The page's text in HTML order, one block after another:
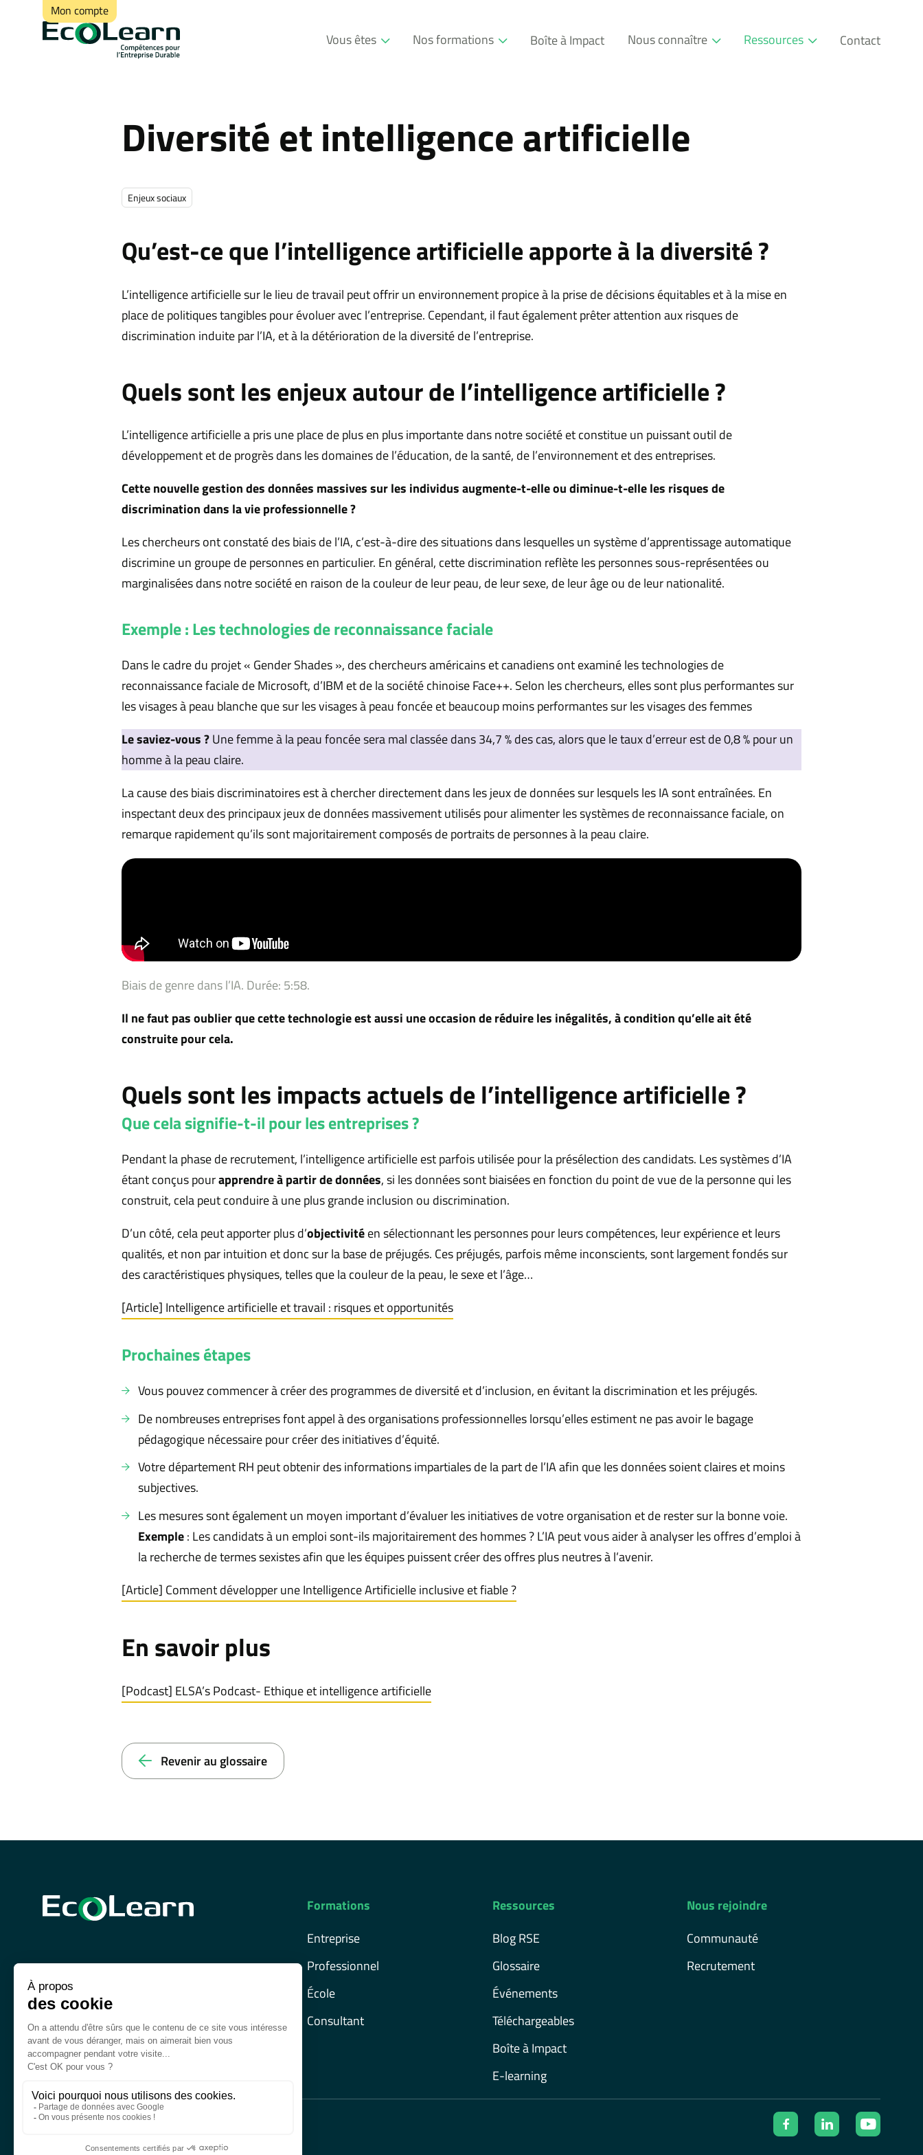
Vous êtes
Consultant
Nos formations Boîte à Impact Nous connaître
L’approche pédagogique
Ressources Contact
Diversité et intelligence artificielle
Enjeux sociaux
Qu’est-ce que l’intelligence artificielle apporte à la diversité ?
L’intelligence artificielle sur le lieu de travail peut offrir un environnement propice à la prise de décisions équitables et à la mise en
place de politiques tangibles pour évoluer avec l’entreprise. Cependant, il faut également prêter attention aux risques de
discrimination induite par l’IA, et à la détérioration de la diversité de l’entreprise.
Quels sont les enjeux autour de l’intelligence artificielle ?
L’intelligence artificielle a pris une place de plus en plus importante dans notre société et constitue un puissant outil de
développement et de progrès dans les domaines de l’éducation, de la santé, de l’environnement et des entreprises.
Cette nouvelle gestion des données massives sur les individus augmente-t-elle ou diminue-t-elle les risques de
discrimination dans la vie professionnelle ?
Les chercheurs ont constaté des biais de l’IA, c’est-à-dire des situations dans lesquelles un système d’apprentissage automatique
discrimine un groupe de personnes en particulier. En général, cette discrimination reflète les personnes sous-représentées ou
marginalisées dans notre société en raison de la couleur de leur peau, de leur sexe, de leur âge ou de leur nationalité.
Exemple : Les technologies de reconnaissance faciale
Dans le cadre du projet « Gender Shades », des chercheurs américains et canadiens ont examiné les technologies de
reconnaissance faciale de Microsoft, d’IBM et de la société chinoise Face++. Selon les chercheurs, elles sont plus performantes sur
les visages à peau blanche que sur les visages à peau foncée et beaucoup moins performantes sur les visages des femmes
Le saviez-vous ?Une femme à la peau foncée sera mal classée dans 34,7 % des cas, alors que le taux d’erreur est de 0,8 % pour un
homme à la peau claire.
La cause des biais discriminatoires est à chercher directement dans les jeux de données sur lesquels les IA sont entraînées. En
inspectant deux des principaux jeux de données massivement utilisés pour alimenter les systèmes de reconnaissance faciale, on
remarque rapidement qu’ils sont majoritairement composés de portraits de personnes à la peau claire.
Biais de genre dans l’IA. Durée: 5:58.
Il ne faut pas oublier que cette technologie est aussi une occasion de réduire les inégalités, à condition qu’elle ait été
construite pour cela.
Quels sont les impacts actuels de l’intelligence artificielle ?
Que cela signifie-t-il pour les entreprises ?
Pendant la phase de recrutement, l’intelligence artificielle est parfois utilisée pour la présélection des candidats. Les systèmes d’IA
étant conçus pourapprendre à partir de données, si les données sont biaisées en fonction du point de vue de la personne qui les
construit, cela peut conduire à une plus grande inclusion ou discrimination.
D’un côté, cela peut apporter plus d’objectivitéen sélectionnant les personnes pour leurs compétences, leur expérience et leurs
qualités, et non par intuition et donc sur la base de préjugés. Ces préjugés, parfois même inconscients, sont largement fondés sur
des caractéristiques physiques, telles que la couleur de la peau, le sexe et l’âge…
[Article] Intelligence artificielle et travail : risques et opportunités
Prochaines étapes
Vous pouvez commencer à créer des programmes de diversité et d’inclusion, en évitant la discrimination et les préjugés.
De nombreuses entreprises font appel à des organisations professionnelles lorsqu’elles estiment ne pas avoir le bagage
pédagogique nécessaire pour créer des initiatives d’équité.
Votre département RH peut obtenir des informations impartiales de la part de l’IA afin que les données soient claires et moins
subjectives.
Les mesures sont également un moyen important d’évaluer les initiatives de votre organisation et de rester sur la bonne voie.
Exemple: Les candidats à un emploi sont-ils majoritairement des hommes ? L’IA peut vous aider à analyser les offres d’emploi à
la recherche de termes sexistes afin que les équipes puissent créer des offres plus neutres à l’avenir.
[Article] Comment développer une Intelligence Artificielle inclusive et fiable ?
En savoir plus
[Podcast] ELSA’s Podcast- Ethique et intelligence artificielle
Revenir au glossaire
Formations
Entreprise
Professionnel
École
Consultant
Ressources
Blog RSE
Glossaire
Événements
Téléchargeables
Boîte à Impact
E-learning
Nous rejoindre
Communauté
Recrutement
© 2026 Ecolearn | Tous droits réservés
Mon compte